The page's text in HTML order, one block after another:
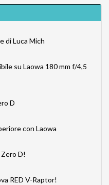
di Luca Mich
su Laowa 180 mm f/4,5
D
con Laowa
D!
RED V-Raptor!